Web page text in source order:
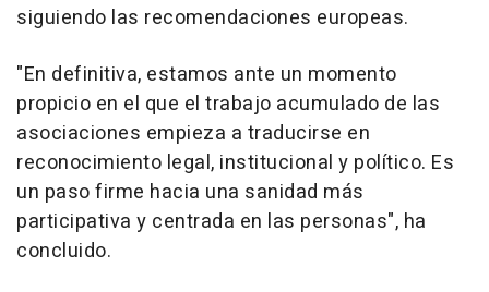
siguiendo las recomendaciones europeas.
"En definitiva, estamos ante un momento
propicio en el que el trabajo acumulado de las
asociaciones empieza a traducirse en
reconocimiento legal, institucional y político. Es
un paso firme hacia una sanidad más
participativa y centrada en las personas", ha
concluido.